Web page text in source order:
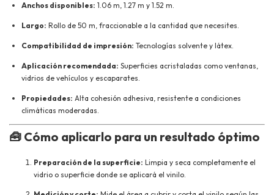
Anchos disponibles: 1.06 m, 1.27 m y 1.52 m.
Largo: Rollo de 50 m, fraccionable a la cantidad que necesites.
Compatibilidad de impresión: Tecnologías solvente y látex.
Aplicación recomendada: Superficies acristaladas como ventanas,
vidrios de vehículos y escaparates.
Propiedades: Alta cohesión adhesiva, resistente a condiciones
climáticas moderadas.
🧰 Cómo aplicarlo para un resultado óptimo
Preparación de la superficie: Limpia y seca completamente el
vidrio o superficie donde se aplicará el vinilo.